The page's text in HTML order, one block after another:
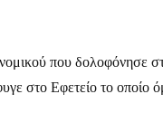
που δολοφόνησε
στο Εφετείο το οποίο